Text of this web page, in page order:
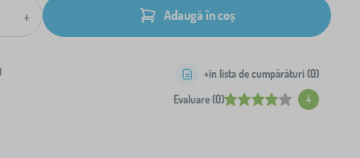
+ Adaugă în coș
Evaluare (0) 4
+în lista de cumpărături (0)